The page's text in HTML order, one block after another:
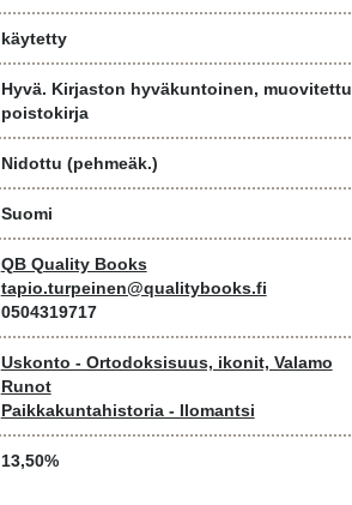
käytetty
Hyvä. Kirjaston hyväkuntoinen, muovitettu
poistokirja
Nidottu (pehmeäk.)
Suomi
QB Quality Books
tapio.turpeinen@qualitybooks.fi
0504319717
Uskonto - Ortodoksisuus, ikonit, Valamo
Runot
Paikkakuntahistoria - Ilomantsi
13,50%